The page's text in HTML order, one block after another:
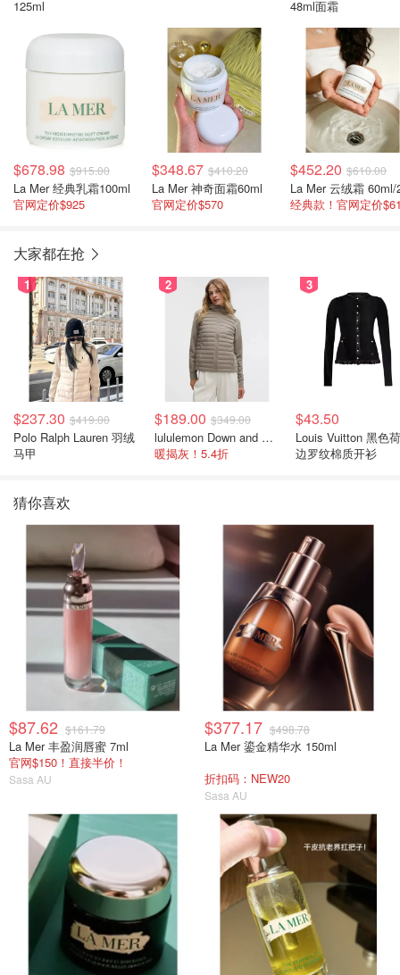
125ml
48ml面霜
$678.98 $915.00
La Mer 经典乳霜100ml
官网定价$925
$348.67 $410.20
La Mer 神奇面霜60ml
官网定价$570
$452.20 $610.00
La Mer 云绒霜 60ml/
经典款！官网定价
大家都在抢
1
$237.30 $419.00
Polo Ralph Lauren 羽绒
马甲
2
$189.00 $349.00
lululemon Down and Around 羽绒夹克
暖揭灰！5.4折
3
$43.50
Louis Vuitton 黑色
边罗纹棉质开衫
猜你喜欢
$87.62 $161.79
La Mer 丰盈润唇蜜 7ml
官网$150！直接半价！
Sasa AU
$377.17 $498.78
La Mer 鎏金精华水 150ml
折扣码：NEW20
Sasa AU